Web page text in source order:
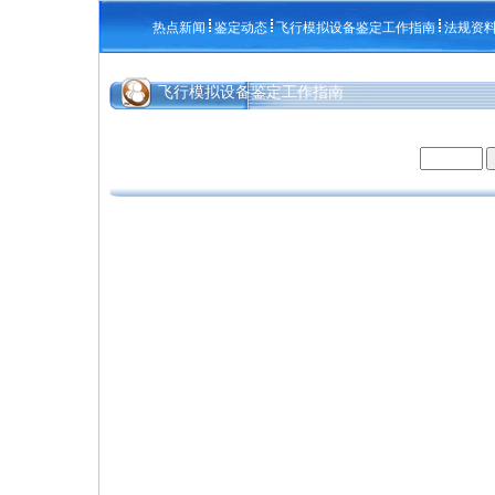
热点新闻 鉴定动态 飞行模拟设备鉴定工作指南 法规资
飞行模拟设备鉴定工作指南